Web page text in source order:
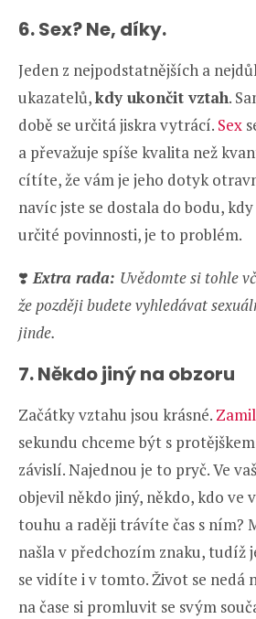
6. Sex? Ne, díky.
Jeden z nejpodstatnějších a
ukazatelů,kdy ukončit vztah.
době se určitá jiskra vytrácí. Sex
a převažuje spíše kvalita než
cítíte, že vám je jeho dotyk
navíc jste se dostala do bodu,
určité povinnosti, je to problém.
❣️ Extra rada: Uvědomte si tohle
že později budete vyhledávat
jinde.
7. Někdo jiný na obzoru
Začátky vztahu jsou krásné.
sekundu chceme být s
závislí. Najednou je to pryč. Ve
objevil někdo jiný, někdo, kdo ve
touhu a raději trávíte čas s ním?
našla v předchozím znaku, tudíž
se vidíte i v tomto. Život se nedá
na čase si promluvit se svým